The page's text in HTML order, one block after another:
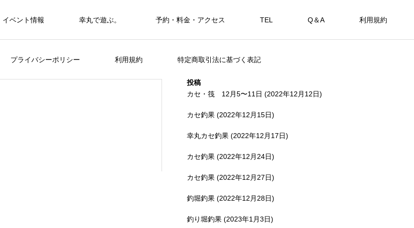
イベント情報 幸丸で遊ぶ。 予約・料金・アクセス TEL Q＆A 利用規約
プライバシーポリシー 利用規約 特定商取引法に基づく表記
筏・カセ SHOP
投稿
カセ・筏 12月5〜11日 (2022年12月12日)
カセ釣果 (2022年12月15日)
幸丸カセ釣果 (2022年12月17日)
カセ釣果 (2022年12月24日)
カセ釣果 (2022年12月27日)
釣堀釣果 (2022年12月28日)
釣り堀釣果 (2023年1月3日)